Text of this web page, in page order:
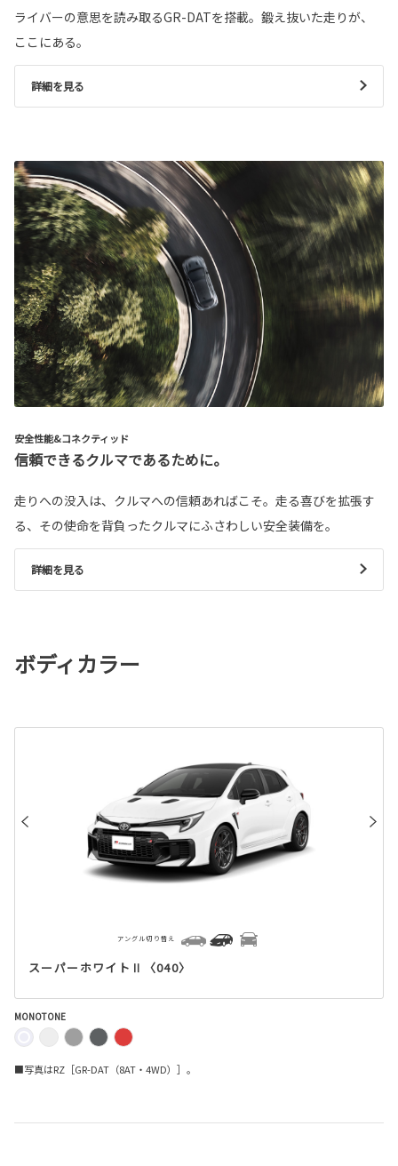
ライバーの意思を読み取るGR-DATを搭載。鍛え抜いた走りが、
ここにある。
詳細を見る
安全性能&コネクティッド
信頼できるクルマであるために。
走りへの没入は、クルマへの信頼あればこそ。走る喜びを拡張す
る、その使命を背負ったクルマにふさわしい安全装備を。
詳細を見る
ボディカラー
スーパーホワイトⅡ〈040〉
アングル切り替え
MONOTONE
■写真はRZ［GR-DAT（8AT・4WD）］。